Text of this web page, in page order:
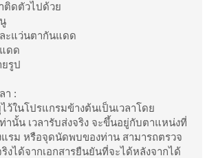
ติดตัวไปด้วย
ะแว่นตากันแดด
ดด
ยรูป
า :
ไว้ในโปรแกรมข้างต้นเป็นเวลาโดย
านั้น เวลารับส่งจริง จะขึ้นอยู่กับตาแหน่งที่
แรม หรือจุดนัดพบของท่าน สามารถตรวจ
ริงได้จากเอกสารยืนยันที่จะได้หลังจากได้